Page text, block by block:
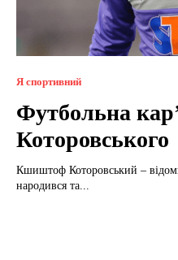
Я спортивний
Футбольна
Которовського
Кшиштоф Которовський –
народився та...